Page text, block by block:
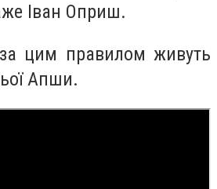
Іван Оприш.
цим правилом живуть
Апши.